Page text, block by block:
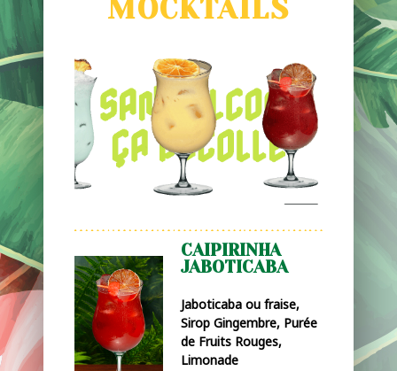
MOCKTAILS
CAIPIRINHA
JABOTICABA
Jaboticaba ou fraise,
Sirop Gingembre, Purée
de Fruits Rouges,
Limonade